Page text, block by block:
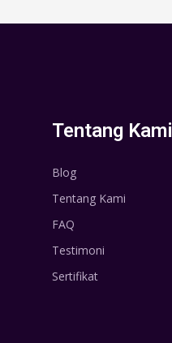
Tentang Kami
Blog
Tentang Kami
FAQ
Testimoni
Sertifikat